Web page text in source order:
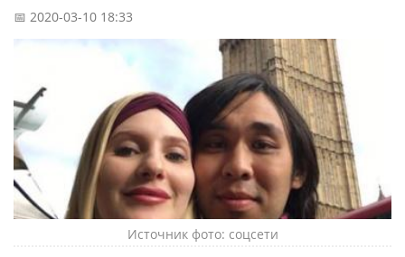
📅 2020-03-10 18:33
Источник фото: соцсети